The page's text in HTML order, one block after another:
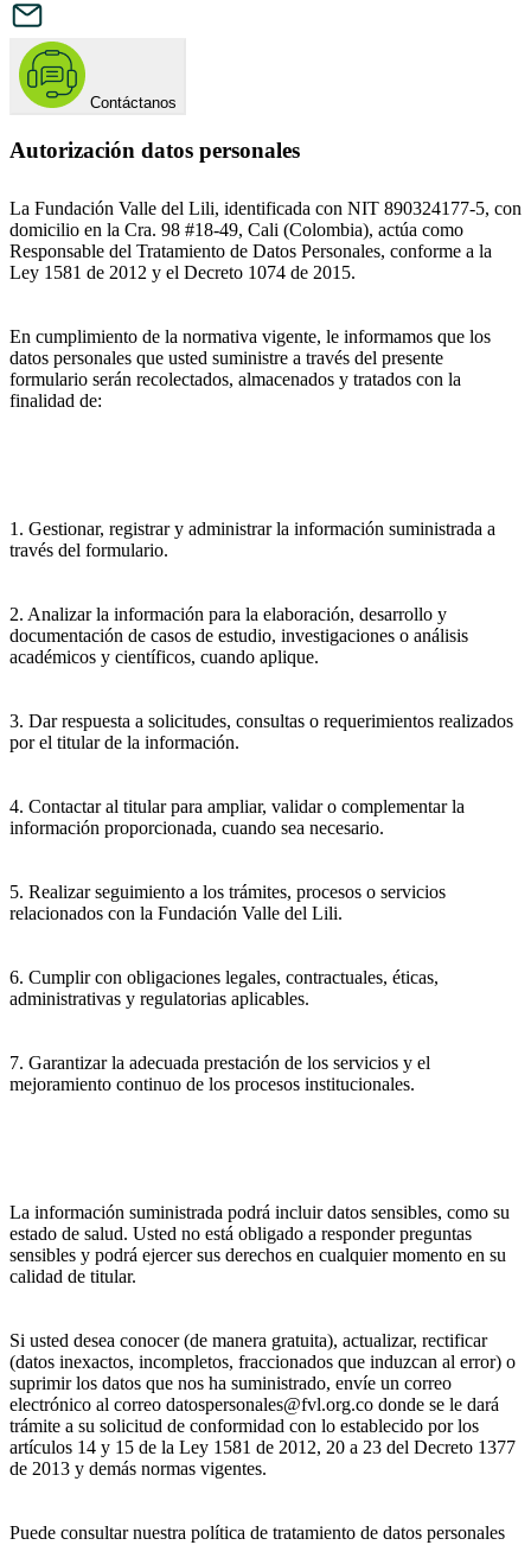
Contáctanos
Autorización datos personales
La Fundación Valle del Lili, identificada con NIT 890324177-5, con
domicilio en la Cra. 98 #18-49, Cali (Colombia), actúa como
Responsable del Tratamiento de Datos Personales, conforme a la
Ley 1581 de 2012 y el Decreto 1074 de 2015.
En cumplimiento de la normativa vigente, le informamos que los
datos personales que usted suministre a través del presente
formulario serán recolectados, almacenados y tratados con la
finalidad de:
1. Gestionar, registrar y administrar la información suministrada a
través del formulario.
2. Analizar la información para la elaboración, desarrollo y
documentación de casos de estudio, investigaciones o análisis
académicos y científicos, cuando aplique.
3. Dar respuesta a solicitudes, consultas o requerimientos realizados
por el titular de la información.
4. Contactar al titular para ampliar, validar o complementar la
información proporcionada, cuando sea necesario.
5. Realizar seguimiento a los trámites, procesos o servicios
relacionados con la Fundación Valle del Lili.
6. Cumplir con obligaciones legales, contractuales, éticas,
administrativas y regulatorias aplicables.
7. Garantizar la adecuada prestación de los servicios y el
mejoramiento continuo de los procesos institucionales.
La información suministrada podrá incluir datos sensibles, como su
estado de salud. Usted no está obligado a responder preguntas
sensibles y podrá ejercer sus derechos en cualquier momento en su
calidad de titular.
Si usted desea conocer (de manera gratuita), actualizar, rectificar
(datos inexactos, incompletos, fraccionados que induzcan al error) o
suprimir los datos que nos ha suministrado, envíe un correo
electrónico al correo datospersonales@fvl.org.co donde se le dará
trámite a su solicitud de conformidad con lo establecido por los
artículos 14 y 15 de la Ley 1581 de 2012, 20 a 23 del Decreto 1377
de 2013 y demás normas vigentes.
Puede consultar nuestra política de tratamiento de datos personales